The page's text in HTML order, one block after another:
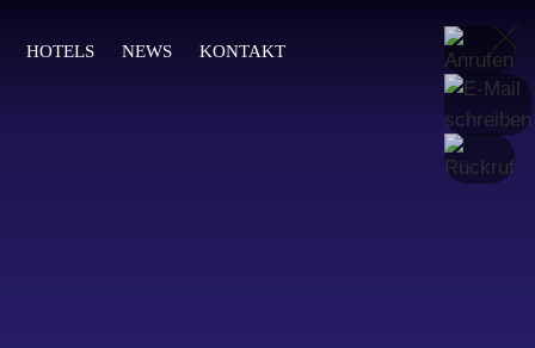
DE
HOTELS NEWS KONTAKT